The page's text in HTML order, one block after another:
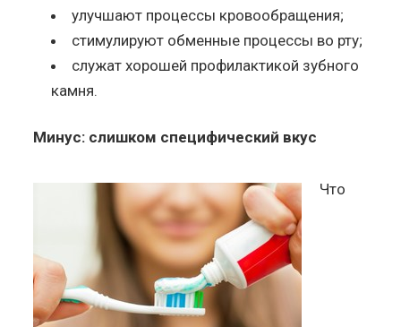
улучшают процессы кровообращения;
стимулируют обменные процессы во рту;
служат хорошей профилактикой зубного
камня.
Минус: слишком специфический вкус
Что